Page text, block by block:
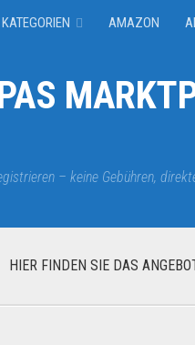
KATEGORIEN AMAZON
– keine Gebühren,
HIER FINDEN SIE DAS